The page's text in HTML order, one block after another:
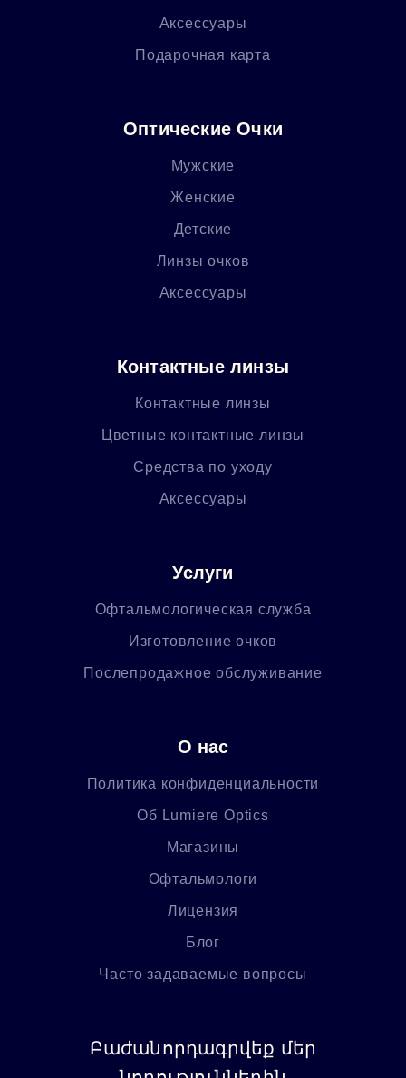
Аксессуары
Подарочная карта
Оптические Очки
Мужские
Женские
Детские
Линзы очков
Аксессуары
Контактные линзы
Контактные линзы
Цветные контактные линзы
Средства по уходу
Аксессуары
Услуги
Офтальмологическая служба
Изготовление очков
Послепродажное обслуживание
О нас
Политика конфиденциальности
Об Lumiere Optics
Магазины
Офтальмологи
Лицензия
Блог
Часто задаваемые вопросы
Բաժանորդագրվեք մեր